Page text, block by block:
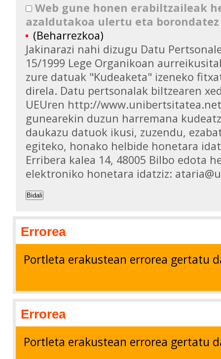
Web gune honen erabiltzaileak
azaldutakoa ulertu eta
(Beharrezkoa)
Jakinarazi nahi dizugu Datu
15/1999 Lege Organikoan
zure datuak "Kudeaketa" izeneko
direla. Datu pertsonalak biltzearen
UEUren http://
gunearekin duzun harremana
daukazu datuok ikusi, zuzendu,
egiteko, honako helbide honetara
Erribera kalea 14, 48005 Bilbo edota
elektroniko honetara idatziz:
Bidali
Errorea
Portleta erakustean errorea gertatu
Errorea
Portleta erakustean errorea gertatu